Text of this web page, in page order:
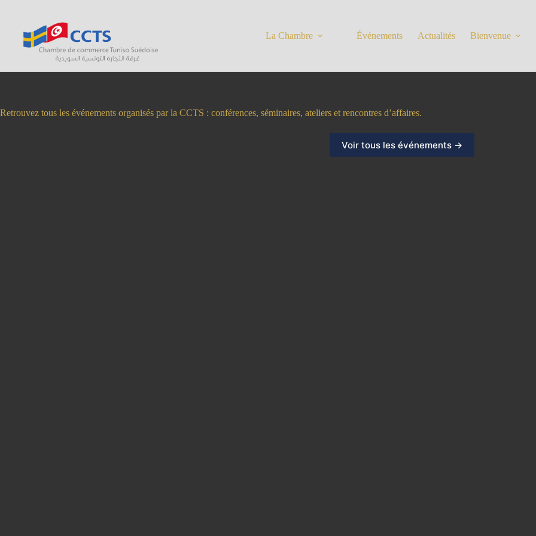
La Chambre
Événements Actualités Bienvenue
Retrouvez tous les événements organisés par la CCTS : conférences, séminaires, ateliers et rencontres d’affaires.
Voir tous les événements →